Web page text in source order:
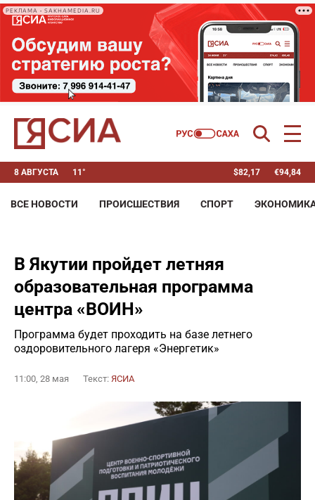
РЕКЛАМА • SAKHAMEDIA.RU
8 АВГУСТА 11° $82,17 €94,84
ВСЕ НОВОСТИ ПРОИСШЕСТВИЯ СПОРТ
В Якутии пройдет летняя
образовательная программа
центра «ВОИН»
Программа будет проходить на базе летнего
оздоровительного лагеря «Энергетик»
11:00, 28 мая Текст: ЯСИА